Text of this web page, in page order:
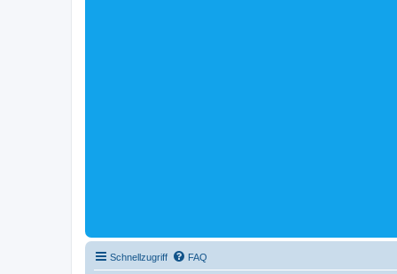
Schnellzugriff FAQ